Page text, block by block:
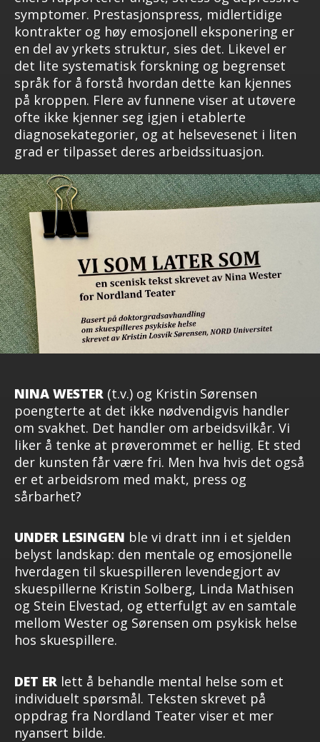
symptomer. Prestasjonspress, midlertidige
kontrakter og høy emosjonell eksponering er
en del av yrkets struktur, sies det. Likevel er
det lite systematisk forskning og begrenset
språk for å forstå hvordan dette kan kjennes
på kroppen. Flere av funnene viser at utøvere
ofte ikke kjenner seg igjen i etablerte
diagnosekategorier, og at helsevesenet i liten
grad er tilpasset deres arbeidssituasjon.
NINA WESTER (t.v.) og Kristin Sørensen
poengterte at det ikke nødvendigvis handler
om svakhet. Det handler om arbeidsvilkår. Vi
liker å tenke at prøverommet er hellig. Et sted
der kunsten får være fri. Men hva hvis det også
er et arbeidsrom med makt, press og
sårbarhet?
UNDER LESINGEN ble vi dratt inn i et sjelden
belyst landskap: den mentale og emosjonelle
hverdagen til skuespilleren levendegjort av
skuespillerne Kristin Solberg, Linda Mathisen
og Stein Elvestad, og etterfulgt av en samtale
mellom Wester og Sørensen om psykisk helse
hos skuespillere.
DET ER lett å behandle mental helse som et
individuelt spørsmål. Teksten skrevet på
oppdrag fra Nordland Teater viser et mer
nyansert bilde.